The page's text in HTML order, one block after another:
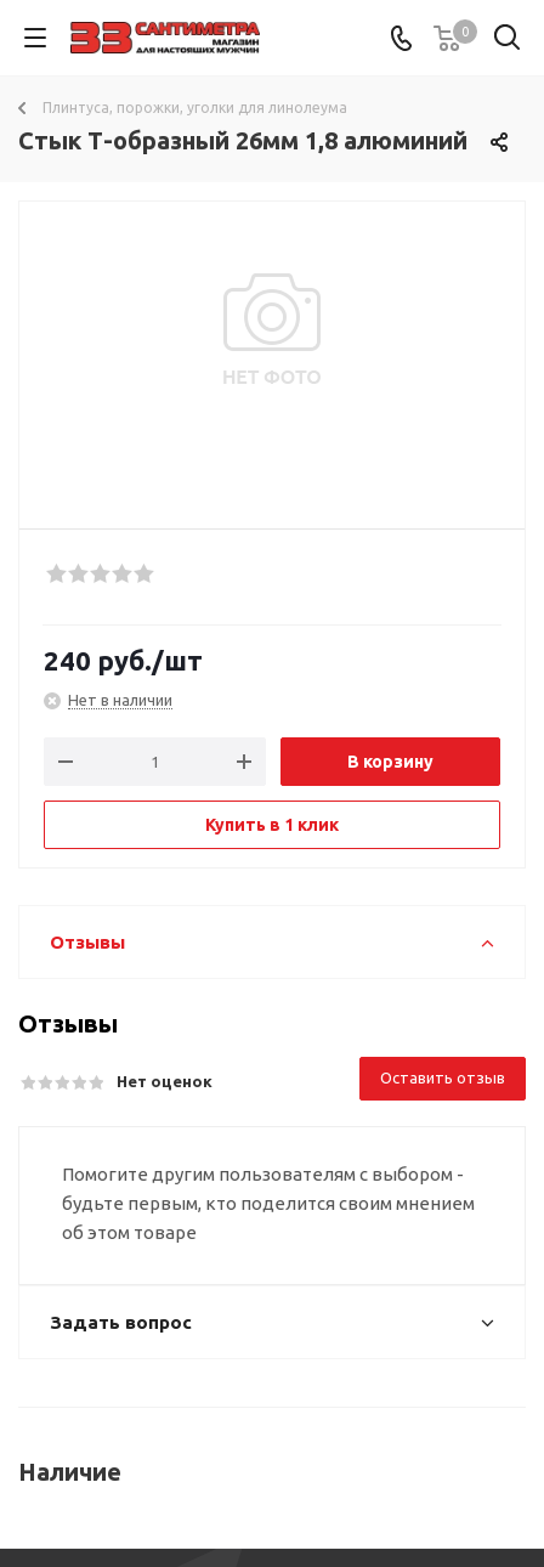
0
Плинтуса, порожки, уголки для линолеума
Стык Т-образный 26мм 1,8 алюминий
240 руб./шт
Нет в наличии
В корзину
Купить в 1 клик
Отзывы
Отзывы
Нет оценок Оставить отзыв
Помогите другим пользователям с выбором -
будьте первым, кто поделится своим мнением
об этом товаре
Задать вопрос
Наличие